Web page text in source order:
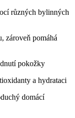
různých bylinných
zároveň pomáhá
pokožky
a hydrataci
domácí